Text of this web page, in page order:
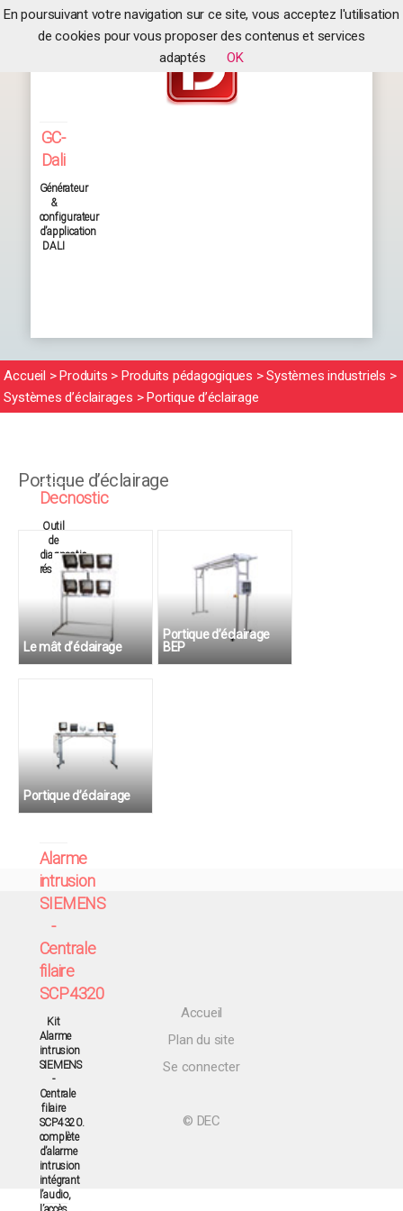
GC-
Dali
Générateur
&
configurateur
d’application
DALI
Decnostic
Outil
de
diagnostic
réseau
Alarme
intrusion
SIEMENS
-
Centrale
filaire
SCP4320
Kit
Alarme
intrusion
SIEMENS
-
Centrale
filaire
SCP4320.
complète
d’alarme
intrusion
intégrant
l’audio,
Accueil >Produits > Produits pédagogiques >Systèmes industriels >
Systèmes d’éclairages >Portique d’éclairage
Portique d’éclairage
Le mât d’éclairage
Portique d’éclairage
BEP
Portique d’éclairage
BAC Pro ELEEC, BAC STI,
Accueil
Plan du site
Se connecter
© DEC
En poursuivant votre navigation sur ce site, vous acceptez l'utilisation
de cookies pour vous proposer des contenus et services
adaptés
OK